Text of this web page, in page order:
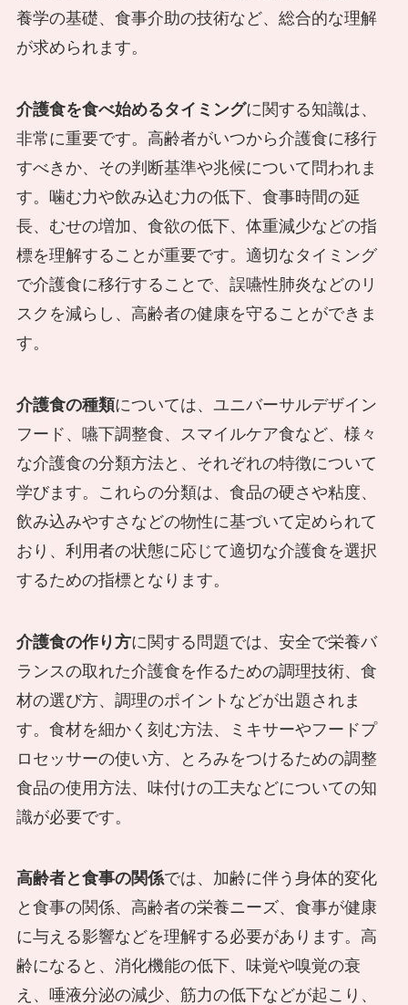
養学の基礎、食事介助の技術など、総合的な理解
が求められます。
介護食を食べ始めるタイミングに関する知識は、
非常に重要です。高齢者がいつから介護食に移行
すべきか、その判断基準や兆候について問われま
す。噛む力や飲み込む力の低下、食事時間の延
長、むせの増加、食欲の低下、体重減少などの指
標を理解することが重要です。適切なタイミング
で介護食に移行することで、誤嚥性肺炎などのリ
スクを減らし、高齢者の健康を守ることができま
す。
介護食の種類については、ユニバーサルデザイン
フード、嚥下調整食、スマイルケア食など、様々
な介護食の分類方法と、それぞれの特徴について
学びます。これらの分類は、食品の硬さや粘度、
飲み込みやすさなどの物性に基づいて定められて
おり、利用者の状態に応じて適切な介護食を選択
するための指標となります。
介護食の作り方に関する問題では、安全で栄養バ
ランスの取れた介護食を作るための調理技術、食
材の選び方、調理のポイントなどが出題されま
す。食材を細かく刻む方法、ミキサーやフードプ
ロセッサーの使い方、とろみをつけるための調整
食品の使用方法、味付けの工夫などについての知
識が必要です。
高齢者と食事の関係では、加齢に伴う身体的変化
と食事の関係、高齢者の栄養ニーズ、食事が健康
に与える影響などを理解する必要があります。高
齢になると、消化機能の低下、味覚や嗅覚の衰
え、唾液分泌の減少、筋力の低下などが起こり、